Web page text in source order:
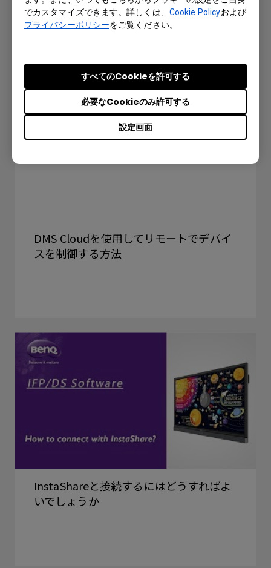
でカスタマイズできます。詳しくは、 Cookie Policyおよび
プライバシーポリシーをご覧ください。
設定画面
必要なCookieのみ許可する
すべてのCookieを許可する
スを追加する方法
DMS Cloudを使用してリモートでデバイ
スを制御する方法
InstaShareと接続するにはどうすればよ
いでしょうか